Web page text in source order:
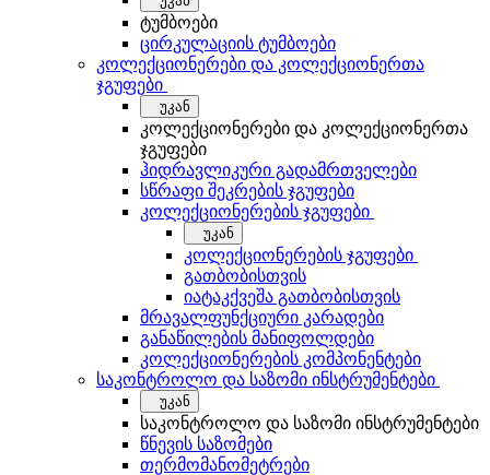
ტუმბოები
ცირკულაციის ტუმბოები
კოლექციონერები და კოლექციონერთა
ჯგუფები
უკან
კოლექციონერები და კოლექციონერთა
ჯგუფები
ჰიდრავლიკური გადამრთველები
სწრაფი შეკრების ჯგუფები
კოლექციონერების ჯგუფები
უკან
კოლექციონერების ჯგუფები
გათბობისთვის
იატაკქვეშა გათბობისთვის
მრავალფუნქციური კარადები
განაწილების მანიფოლდები
კოლექციონერების კომპონენტები
საკონტროლო და საზომი ინსტრუმენტები
უკან
საკონტროლო და საზომი ინსტრუმენტები
წნევის საზომები
თერმომანომეტრები